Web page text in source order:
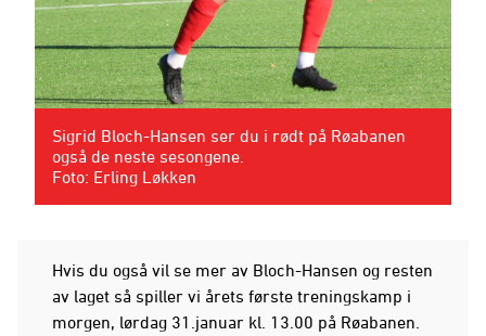
Sigrid Bloch-Hansen ser du i rødt på Røabanen
også de neste sesongene.
Foto: Erling Løkken
Hvis du også vil se mer av Bloch-Hansen og resten
av laget så spiller vi årets første treningskamp i
morgen, lørdag 31.januar kl. 13.00 på Røabanen.